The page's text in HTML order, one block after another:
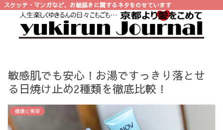
スケッチ・マンガなど、お絵描きに関するネタをのせています
敏感肌でも安心！お湯ですっきり落とせ
る日焼け止め2種類を徹底比較！
健康と美容